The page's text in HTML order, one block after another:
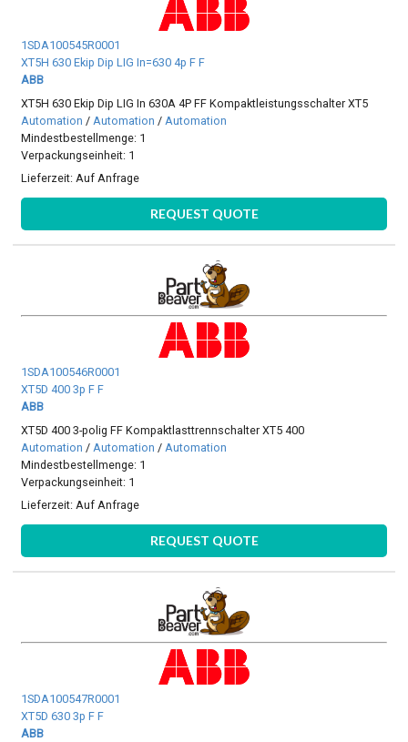
1SDA100545R0001
XT5H 630 Ekip Dip LIG In=630 4p F F
ABB
XT5H 630 Ekip Dip LIG In 630A 4P FF Kompaktleistungsschalter XT5
Automation / Automation / Automation
Mindestbestellmenge: 1
Verpackungseinheit: 1
Lieferzeit: Auf Anfrage
REQUEST QUOTE
1SDA100546R0001
XT5D 400 3p F F
ABB
XT5D 400 3-polig FF Kompaktlasttrennschalter XT5 400
Automation / Automation / Automation
Mindestbestellmenge: 1
Verpackungseinheit: 1
Lieferzeit: Auf Anfrage
REQUEST QUOTE
1SDA100547R0001
XT5D 630 3p F F
ABB